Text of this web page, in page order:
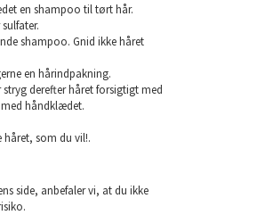
en shampoo til tørt hår.
shampoo. Gnid ikke håret
en hårindpakning.
derefter håret forsigtigt med
håndklædet.
som du vil!.
side, anbefaler vi, at du ikke